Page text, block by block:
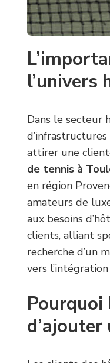
l’univers
Dans le secteur
attirer une
de tennis à
en région
amateurs de
aux besoins
clients, alliant
recherche d’un
vers